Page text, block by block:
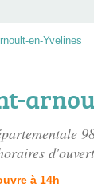
en-Yvelines
à 14h